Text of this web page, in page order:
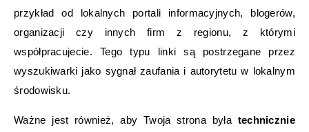
przykład od lokalnych portali informacyjnych, blogerów,
organizacji czy innych firm z regionu, z którymi
współpracujecie. Tego typu linki są postrzegane przez
wyszukiwarki jako sygnał zaufania i autorytetu w lokalnym
środowisku.
Ważne jest również, aby Twoja strona była technicznie